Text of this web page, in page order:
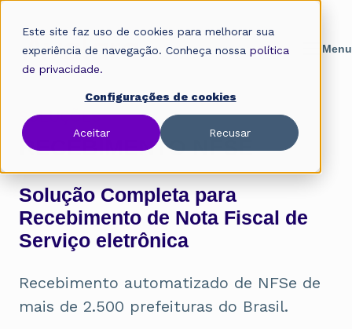
Este site faz uso de cookies para melhorar sua
experiência de navegação. Conheça nossa política
de privacidade.
Configurações de cookies
Aceitar Recusar
SOLUÇÕES
RECEBIMENTO NFSE
Solução Completa para
Recebimento de Nota Fiscal de
Serviço eletrônica
Recebimento automatizado de NFSe de
mais de 2.500 prefeituras do Brasil.